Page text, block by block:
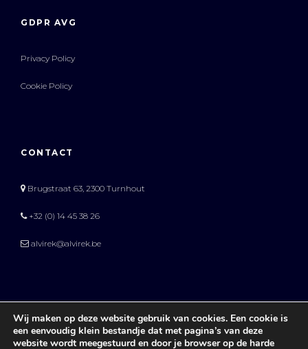
GDPR AVG
Privacy Policy
Cookie Policy
CONTACT
Brugstraat 63, 2300 Turnhout
+32 (0) 14 45 38 26
alvirek@alvirek.be
Wij maken op deze website gebruik van cookies. Een cookie is
een eenvoudig klein bestandje dat met pagina’s van deze
website wordt meegestuurd en door je browser op de harde